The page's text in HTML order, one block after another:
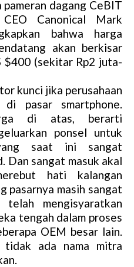
dagang CeBIT
Canonical Mark
bahwa harga
akan berkisar
$400 (sekitar Rp2 juta-
kunci jika perusahaan
pasar smartphone.
di atas, berarti
ponsel untuk
saat ini sangat
Dan sangat masuk akal
hati kalangan
pasarnya masih sangat
telah mengisyaratkan
tengah dalam proses
OEM besar lain.
tidak ada nama mitra